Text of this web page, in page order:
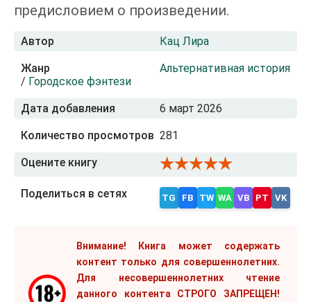
предисловием о произведении.
Автор Кац Лира
Жанр
Альтернативная история
/ Городское фэнтези
Дата добавления 6 март 2026
Количество просмотров 281
Оцените книгу
Поделиться в сетях TG FB TW WA VB PT VK
Внимание! Книга может содержать
контент только для совершеннолетних.
Для несовершеннолетних чтение
данного контента СТРОГО ЗАПРЕЩЕН!